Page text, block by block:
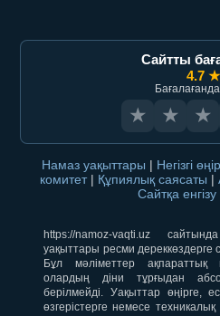
Сайтты
4.7 ★
★ ★ ★
Намаз уақыттары | Негізгі
комитет | Құпиялық саясаты |
Сайтқа
https://namoz-vaqti.uz
уақыттары ресми
Бұл мәліметтер ақпараттық
олардың діни тұрғыдан
берілмейді. Уақыттар өңірге,
өзгерістерге немесе